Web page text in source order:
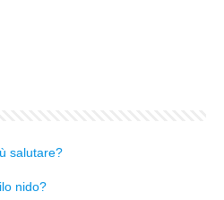
salutare?
nido?